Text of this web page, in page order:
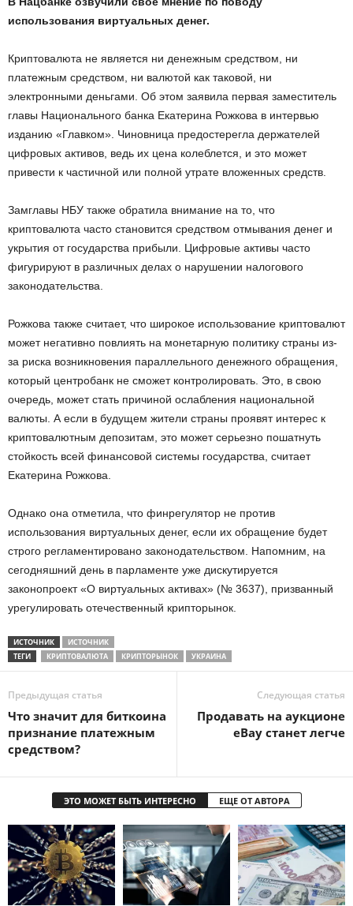
использования виртуальных денег.
Криптовалюта не является ни денежным средством, ни
платежным средством, ни валютой как таковой, ни
электронными деньгами. Об этом заявила первая заместитель
главы Национального банка Екатерина Рожкова в интервью
изданию «Главком». Чиновница предостерегла держателей
цифровых активов, ведь их цена колеблется, и это может
привести к частичной или полной утрате вложенных средств.
Замглавы НБУ также обратила внимание на то, что
криптовалюта часто становится средством отмывания денег и
укрытия от государства прибыли. Цифровые активы часто
фигурируют в различных делах о нарушении налогового
законодательства.
Рожкова также считает, что широкое использование криптовалют
может негативно повлиять на монетарную политику страны из-
за риска возникновения параллельного денежного обращения,
который центробанк не сможет контролировать. Это, в свою
очередь, может стать причиной ослабления национальной
валюты. А если в будущем жители страны проявят интерес к
криптовалютным депозитам, это может серьезно пошатнуть
стойкость всей финансовой системы государства, считает
Екатерина Рожкова.
Однако она отметила, что финрегулятор не против
использования виртуальных денег, если их обращение будет
строго регламентировано законодательством. Напомним, на
сегодняшний день в парламенте уже дискутируется
законопроект «О виртуальных активах» (№ 3637), призванный
урегулировать отечественный крипторынок.
ИСТОЧНИК
ИСТОЧНИК
ТЕГИ
КРИПТОВАЛЮТА КРИПТОРЫНОК УКРАИНА
Предыдущая статья
Что значит для биткоина
признание платежным
средством?
Следующая статья
Продавать на аукционе
eBay станет легче
ЭТО МОЖЕТ БЫТЬ ИНТЕРЕСНО ЕЩЕ ОТ АВТОРА